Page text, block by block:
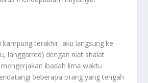
kampung terakhir, aku langsung ke
langgarred) dengan niat shalat
ibadah lima waktu
beberapa orang yang tengah